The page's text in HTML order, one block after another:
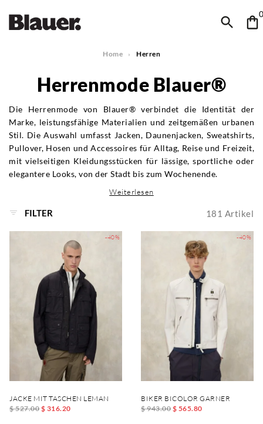
0
Home Herren
Herrenmode Blauer®
Die Herrenmode von Blauer® verbindet die Identität der
Marke, leistungsfähige Materialien und zeitgemäßen urbanen
Stil. Die Auswahl umfasst Jacken, Daunenjacken, Sweatshirts,
Pullover, Hosen und Accessoires für Alltag, Reise und Freizeit,
mit vielseitigen Kleidungsstücken für lässige, sportliche oder
elegantere Looks, von der Stadt bis zum Wochenende.
Weiterlesen
FILTER 181 Artikel
-40%
JACKE MIT TASCHEN LEMAN
$ 527.00 $ 316.20
-40%
BIKER BICOLOR GARNER
$ 943.00 $ 565.80